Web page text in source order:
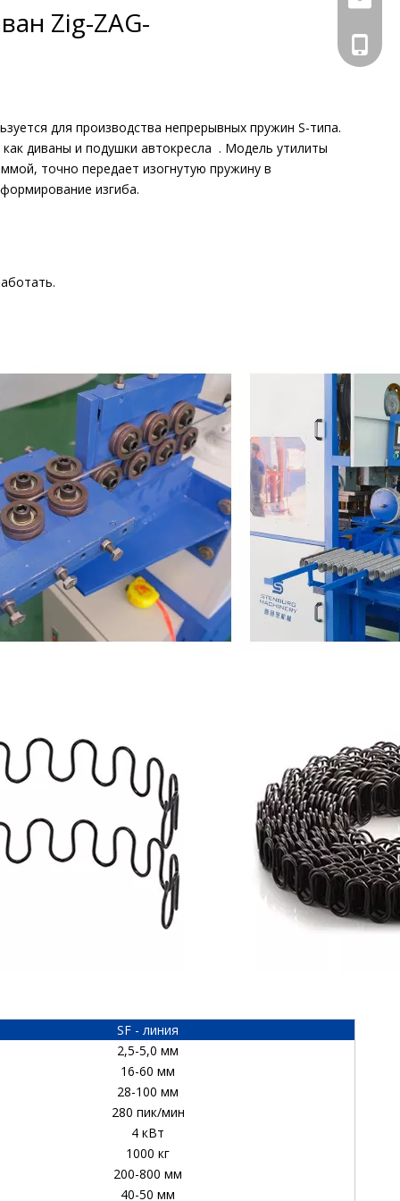
Zig-ZAG-
для производства непрерывных пружин S-типа.
диваны и подушки автокресла . Модель утилиты
точно передает изогнутую пружину в
изгиба.
SF - линия
2,5-5,0 мм
16-60 мм
28-100 мм
280 пик/мин
4 кВт
1000 кг
200-800 мм
40-50 мм
+86